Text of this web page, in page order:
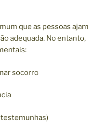
que as pessoas ajam
adequada. No entanto,
socorro
testemunhas)